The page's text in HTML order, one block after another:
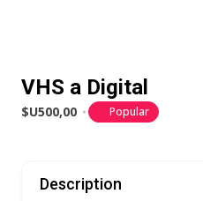
VHS a Digital
$U500,00 Popular
Description